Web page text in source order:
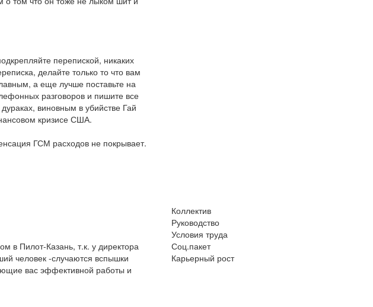
перепиской, никаких
делайте только то что вам
а еще лучше поставьте на
разговоров и пишите все
виновным в убийстве Гай
кризисе США.
ГСМ расходов не покрывает.
в Пилот-Казань, т.к. у директора
человек -случаются вспышки
вас эффективной работы и
Коллектив
Руководство
Условия труда
Соц.пакет
Карьерный рост